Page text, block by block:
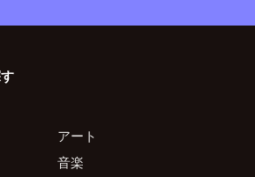
アート
音楽